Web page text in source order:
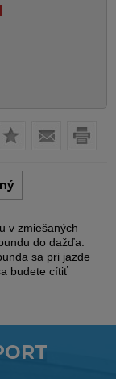
v zmiešaných
do dažďa.
sa pri jazde
budete cítiť